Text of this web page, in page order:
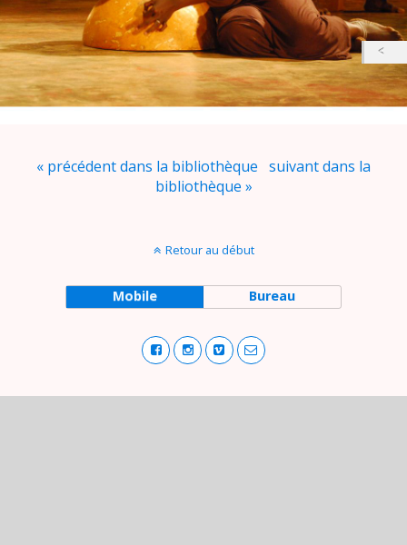
« précédent dans la bibliothèque suivant dans la
bibliothèque »
Retour au début
Mobile Bureau